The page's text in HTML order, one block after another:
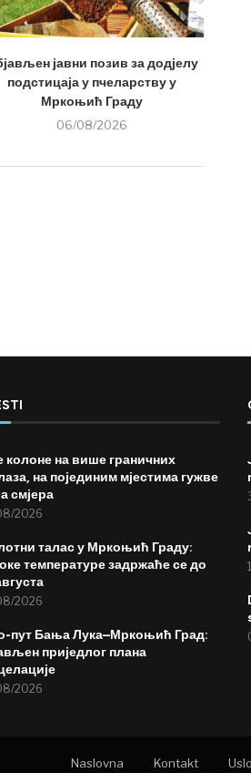
јавни позив за додјелу
подстицаја у пчеларству у
Мркоњић Граду
06/08/2026
колоне на више граничних
на појединим мјестима гужве
смјера
2026
талас у Мркоњић Граду:
температуре задржаће се до
2026
пут Бања Лука–Мркоњић Град:
приједлог плана
2026
Naslovna Kontakt